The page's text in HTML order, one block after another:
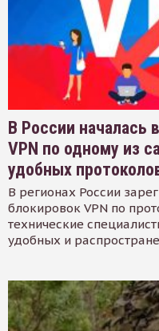
В России началась
VPN по одному из
удобных
В регионах России
блокировок VPN по
технические
удобных и